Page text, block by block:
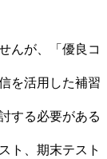
が、「優良コ
活用した補習
る必要がある
、期末テスト